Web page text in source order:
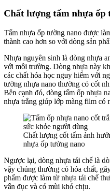
Chất lượng tấm nhựa ốp
Tấm nhựa ốp tường nano được
thành cao hơn so với dòng sản
Nhựa nguyên sinh là dòng nhựa
với môi trường. Dòng nhựa này
các chất hóa học nguy hiểm với
tường nhựa nano thường có cốt
Bên cạnh đó, dòng tấm ốp nhựa
nhựa trắng giúp lớp màng film có
Chất lượng cốt tấm ảnh
nhựa ốp tường nano
Ngược lại, dòng nhựa tái chế là
vậy chúng thường có hóa chất,
phẩm được làm từ nhựa tái chế
vẩn đục và có mùi khó chịu.